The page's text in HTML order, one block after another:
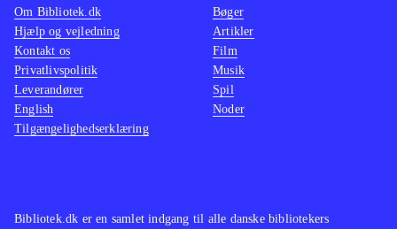
Bibliotek.dk er en samlet indgang til alle danske bibliotekers
Om Bibliotek.dk
Hjælp og vejledning
Kontakt os
Privatlivspolitik
Leverandører
English
Tilgængelighedserklæring
Bøger
Artikler
Film
Musik
Spil
Noder